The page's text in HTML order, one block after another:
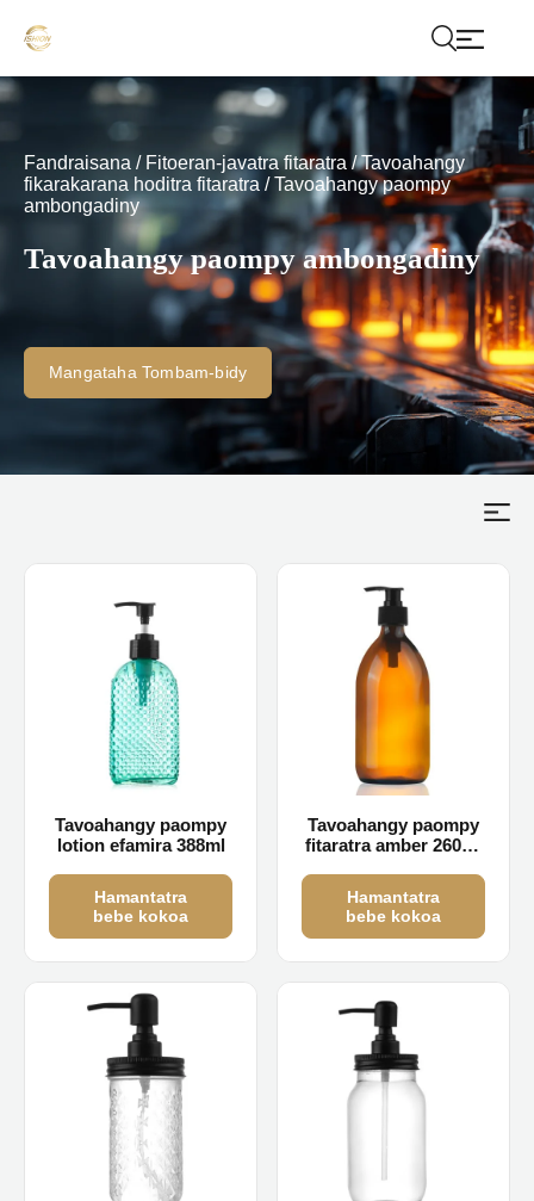
Fandraisana /Fitoeran-javatra fitaratra /Tavoahangy
fikarakarana hoditra fitaratra /Tavoahangy paompy
ambongadiny
Tavoahangy paompy ambongadiny
Mangataha Tombam-bidy
Tavoahangy paompy
lotion efamira 388ml
Hamantatra
bebe kokoa
Tavoahangy paompy
fitaratra amber 260ml
Hamantatra
bebe kokoa